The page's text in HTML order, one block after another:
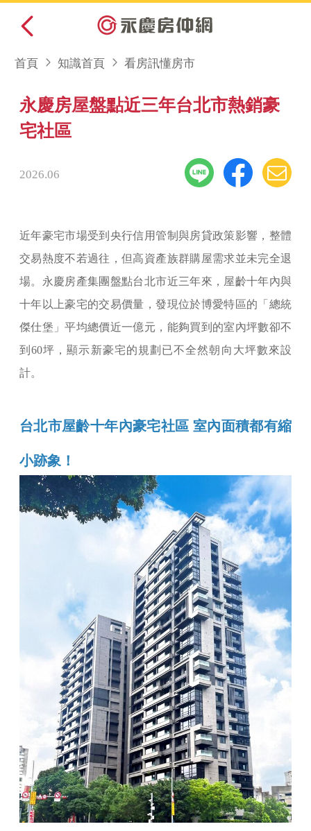
首頁 知識首頁 看房訊懂房市
永慶房屋盤點近三年台北市熱銷豪
宅社區
2026.06
近年豪宅市場受到央行信用管制與房貸政策影響，整體
交易熱度不若過往，但高資產族群購屋需求並未完全退
場。永慶房產集團盤點台北市近三年來，屋齡十年內與
十年以上豪宅的交易價量，發現位於博愛特區的「總統
傑仕堡」平均總價近一億元，能夠買到的室內坪數卻不
到60坪，顯示新豪宅的規劃已不全然朝向大坪數來設
計。
台北市屋齡十年內豪宅社區 室內面積都有縮
小跡象！